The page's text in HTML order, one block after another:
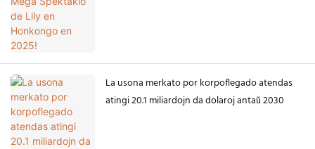
La usona merkato por korpoflegado atendas
atingi 20.1 miliardojn da dolaroj antaŭ 2030